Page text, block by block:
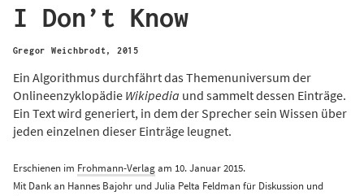
I Don’t Know
Gregor Weichbrodt, 2015
Ein Algorithmus durchfährt das Themenuniversum der
Onlineenzyklopädie Wikipedia und sammelt dessen Einträge.
Ein Text wird generiert, in dem der Sprecher sein Wissen über
jeden einzelnen dieser Einträge leugnet.
Erschienen im Frohmann-Verlagam 10. Januar 2015.
Mit Dank an Hannes Bajohr und Julia Pelta Feldman für Diskussion und